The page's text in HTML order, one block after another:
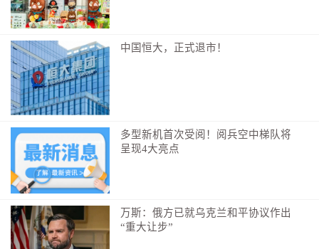
中国恒大，正式退市！
多型新机首次受阅！阅兵空中梯队将
呈现4大亮点
万斯：俄方已就乌克兰和平协议作出
“重大让步”